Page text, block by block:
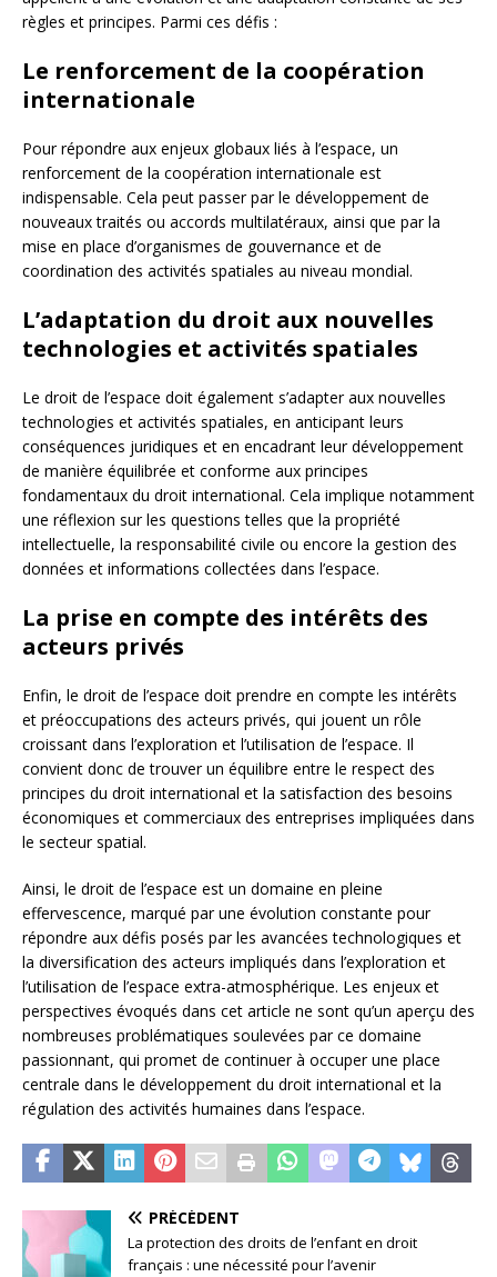
règles et principes. Parmi ces défis :
Le renforcement de la coopération
internationale
Pour répondre aux enjeux globaux liés à l’espace, un
renforcement de la coopération internationale est
indispensable. Cela peut passer par le développement de
nouveaux traités ou accords multilatéraux, ainsi que par la
mise en place d’organismes de gouvernance et de
coordination des activités spatiales au niveau mondial.
L’adaptation du droit aux nouvelles
technologies et activités spatiales
Le droit de l’espace doit également s’adapter aux nouvelles
technologies et activités spatiales, en anticipant leurs
conséquences juridiques et en encadrant leur développement
de manière équilibrée et conforme aux principes
fondamentaux du droit international. Cela implique notamment
une réflexion sur les questions telles que la propriété
intellectuelle, la responsabilité civile ou encore la gestion des
données et informations collectées dans l’espace.
La prise en compte des intérêts des
acteurs privés
Enfin, le droit de l’espace doit prendre en compte les intérêts
et préoccupations des acteurs privés, qui jouent un rôle
croissant dans l’exploration et l’utilisation de l’espace. Il
convient donc de trouver un équilibre entre le respect des
principes du droit international et la satisfaction des besoins
économiques et commerciaux des entreprises impliquées dans
le secteur spatial.
Ainsi, le droit de l’espace est un domaine en pleine
effervescence, marqué par une évolution constante pour
répondre aux défis posés par les avancées technologiques et
la diversification des acteurs impliqués dans l’exploration et
l’utilisation de l’espace extra-atmosphérique. Les enjeux et
perspectives évoqués dans cet article ne sont qu’un aperçu des
nombreuses problématiques soulevées par ce domaine
passionnant, qui promet de continuer à occuper une place
centrale dans le développement du droit international et la
régulation des activités humaines dans l’espace.
PRÉCÉDENT
La protection des droits de l’enfant en droit
français : une nécessité pour l’avenir